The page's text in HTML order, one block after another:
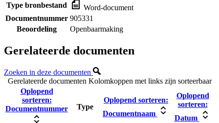
Type bronbestand
Word-document
Documentnummer 905331
Beoordeling
Openbaarmaking
Gerelateerde documenten
Zoeken in deze documenten
Gerelateerde documenten Kolomkoppen met links zijn sorteerbaar
Oplopend
sorteren:
Documentnummer
Type
Oplopend sorteren:
Documentnaam
Oplopend
sorteren:
Datum